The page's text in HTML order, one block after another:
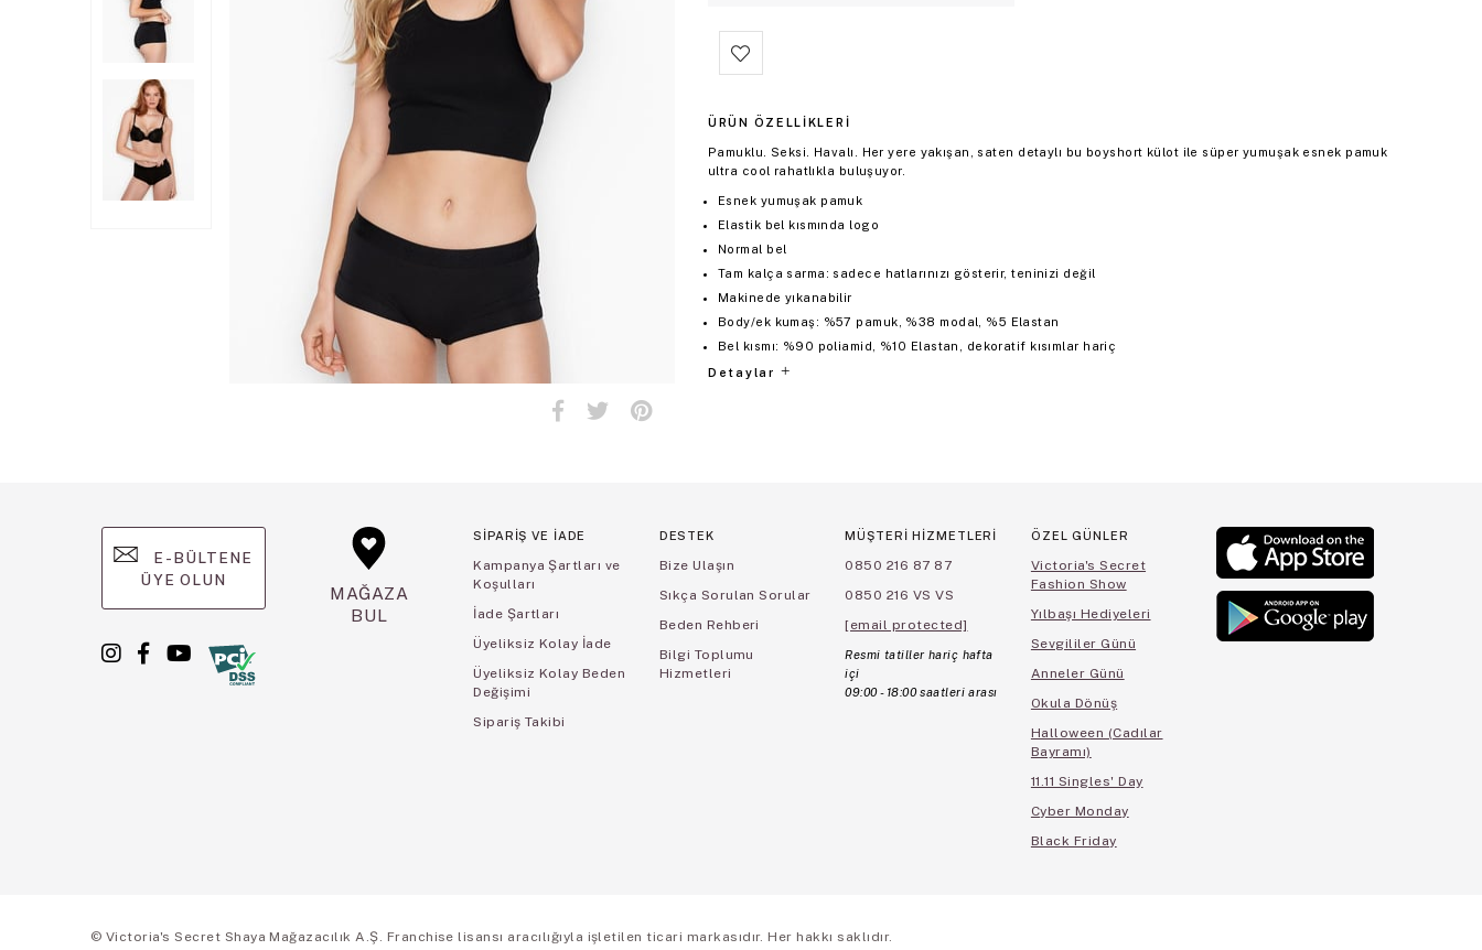
ÜRÜN ÖZELLIKLERI
Pamuklu. Seksi. Havalı. Her yere yakışan, saten detaylı bu boyshort külot ile süper yumuşak esnek pamuk
ultra cool rahatlıkla buluşuyor.
Esnek yumuşak pamuk
Elastik bel kısmında logo
Normal bel
Tam kalça sarma: sadece hatlarınızı gösterir, teninizi değil
Makinede yıkanabilir
Body/ek kumaş: %57 pamuk, %38 modal, %5 Elastan
Bel kısmı: %90 poliamid, %10 Elastan, dekoratif kısımlar hariç
Detaylar
E-BÜLTENE
ÜYE OLUN
MAĞAZA
BUL
SİPARİŞ VE İADE
Kampanya Şartları ve
Koşulları
İade Şartları
Üyeliksiz Kolay İade
Üyeliksiz Kolay Beden
Değişimi
Sipariş Takibi
DESTEK
Bize Ulaşın
Sıkça Sorulan Sorular
Beden Rehberi
Bilgi Toplumu
Hizmetleri
MÜŞTERİ HİZMETLERİ
0850 216 87 87
0850 216 VS VS
[email protected]
Resmi tatiller hariç hafta
içi
09:00 - 18:00 saatleri arası
ÖZEL GÜNLER
Victoria's Secret
Fashion Show
Yılbaşı Hediyeleri
Sevgililer Günü
Anneler Günü
Okula Dönüş
Halloween (Cadılar
Bayramı)
11.11 Singles' Day
Cyber Monday
Black Friday
© Victoria's Secret Shaya Mağazacılık A.Ş. Franchise lisansı aracılığıyla işletilen ticari markasıdır. Her hakkı saklıdır.